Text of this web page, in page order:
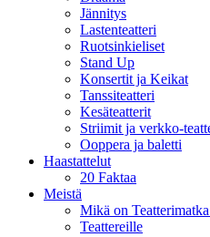
Jännitys
Lastenteatteri
Ruotsinkieliset
Stand Up
Konsertit ja Keikat
Tanssiteatteri
Kesäteatterit
Striimit ja verkko-
Ooppera ja baletti
Haastattelut
20 Faktaa
Meistä
Mikä on
Teattereille